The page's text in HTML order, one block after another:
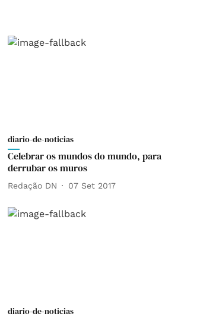
diario-de-noticias
Celebrar os mundos do mundo, para
derrubar os muros
Redação DN 07 Set 2017
diario-de-noticias